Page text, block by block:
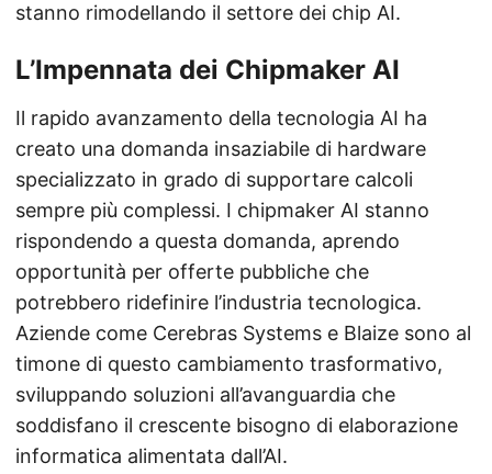
stanno rimodellando il settore dei chip AI.
L’Impennata dei Chipmaker AI
Il rapido avanzamento della tecnologia AI ha
creato una domanda insaziabile di hardware
specializzato in grado di supportare calcoli
sempre più complessi. I chipmaker AI stanno
rispondendo a questa domanda, aprendo
opportunità per offerte pubbliche che
potrebbero ridefinire l’industria tecnologica.
Aziende come Cerebras Systems e Blaize sono al
timone di questo cambiamento trasformativo,
sviluppando soluzioni all’avanguardia che
soddisfano il crescente bisogno di elaborazione
informatica alimentata dall’AI.